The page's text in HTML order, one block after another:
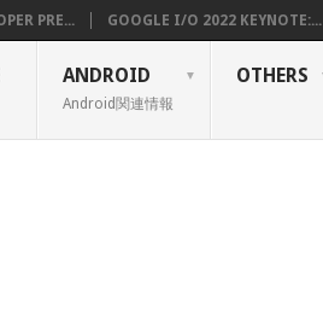
PRE... GOOGLE I/O 2022 KEYNOTE:...
ANDROID
Android関連情報
OTHERS